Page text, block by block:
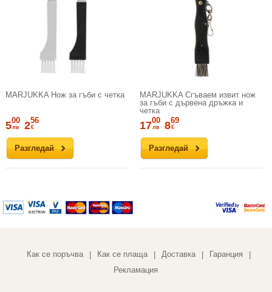
MARJUKKA Нож за гъби с четка
Разгледай
500
лв 256
€
MARJUKKA Сгъваем извит нож
за гъби с дървена дръжка и
четка
Разгледай
1700
лв 869
€
Как се поръчва Как се плаща Доставка Гаранция
Рекламация